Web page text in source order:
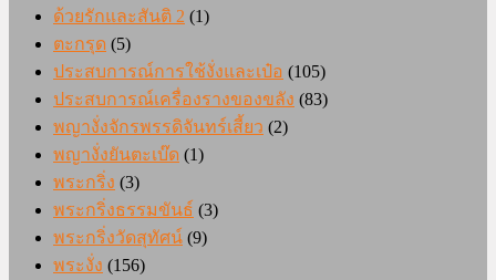
ด้วยรักและสันติ 2 (1)
ตะกรุด (5)
ประสบการณ์การใช้งั่งและเป๋อ (105)
ประสบการณ์เครื่องรางของขลัง (83)
พญางั่งจักรพรรดิจันทร์เสี้ยว (2)
พญางั่งยันตะเบ๊ด (1)
พระกริ่ง (3)
พระกริ่งธรรมขันธ์ (3)
พระกริ่งวัดสุทัศน์ (9)
พระงั่ง (156)